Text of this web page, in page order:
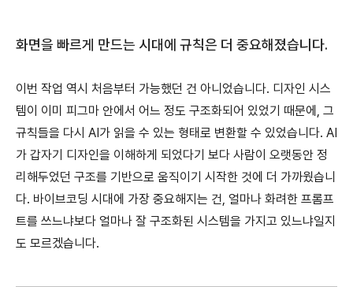
화면을 빠르게 만드는 시대에 규칙은 더 중요해졌습니다.
이번 작업 역시 처음부터 가능했던 건 아니었습니다. 디자인 시스
템이 이미 피그마 안에서 어느 정도 구조화되어 있었기 때문에, 그
규칙들을 다시 AI가 읽을 수 있는 형태로 변환할 수 있었습니다. AI
가 갑자기 디자인을 이해하게 되었다기 보다 사람이 오랫동안 정
리해두었던 구조를 기반으로 움직이기 시작한 것에 더 가까웠습니
다. 바이브코딩 시대에 가장 중요해지는 건, 얼마나 화려한 프롬프
트를 쓰느냐보다 얼마나 잘 구조화된 시스템을 가지고 있느냐일지
도 모르겠습니다.